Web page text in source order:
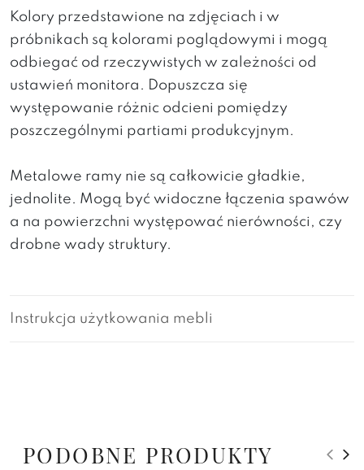
Kolory przedstawione na zdjęciach i w
próbnikach są kolorami poglądowymi i mogą
odbiegać od rzeczywistych w zależności od
ustawień monitora. Dopuszcza się
występowanie różnic odcieni pomiędzy
poszczególnymi partiami produkcyjnym.
Metalowe ramy nie są całkowicie gładkie,
jednolite. Mogą być widoczne łączenia spawów
a na powierzchni występować nierówności, czy
drobne wady struktury.
Instrukcja użytkowania mebli
PODOBNE PRODUKTY